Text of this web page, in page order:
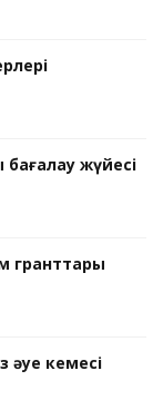
жүйесі
гранттары
кемесі